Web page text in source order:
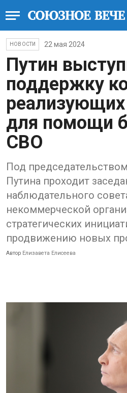
НОВОСТИ 22 мая 2024
Путин
поддержку
для помощи
СВО
Под
Путина проходит
наблюдательного
некоммерческой
стратегических
продвижению новых
Автор Елизавета Елисеева